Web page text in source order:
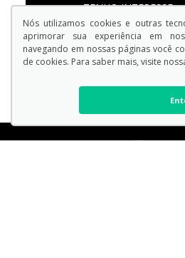
TENHO INTERESSE
VER TODOS OS
Nós utilizamos cookies e outras
aprimorar sua experiência em
navegando em nossas páginas você
de cookies. Para saber mais, visite